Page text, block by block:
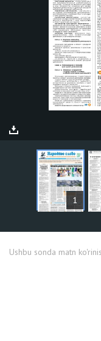
1
MAQOLALAR
Ushbu sonda matn